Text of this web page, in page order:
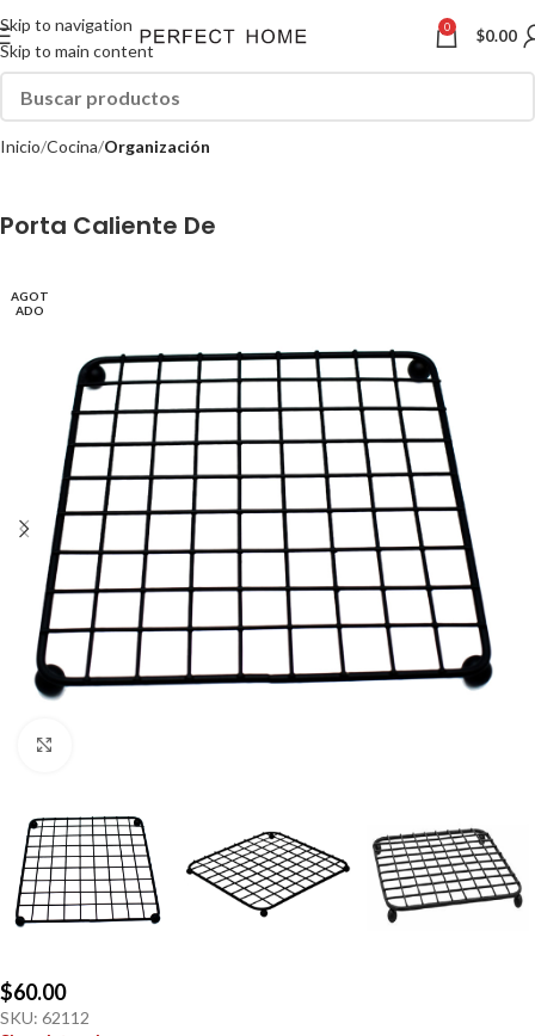
Skip to navigation
Skip to main content
0 $0.00
Inicio Cocina Organización
Porta Caliente De
AGOT
ADO
$60.00
SKU: 62112